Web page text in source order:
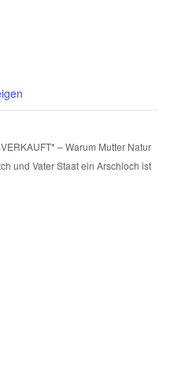
– Warum Mutter Natur
und Vater Staat ein Arschloch ist